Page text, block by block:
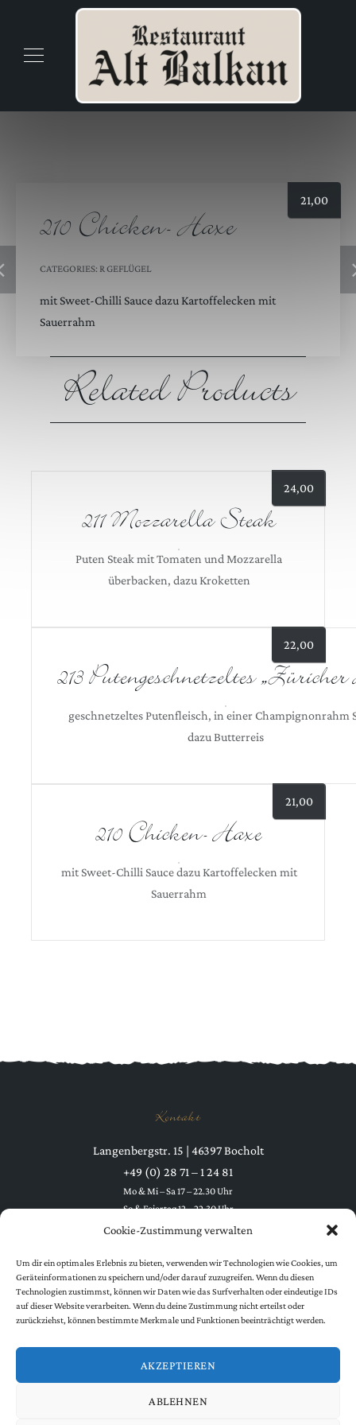
Cookie-Zustimmung verwalten
Um dir ein optimales Erlebnis zu bieten, verwenden wir Technologien wie Cookies, um
Geräteinformationen zu speichern und/oder darauf zuzugreifen. Wenn du diesen
Technologien zustimmst, können wir Daten wie das Surfverhalten oder eindeutige IDs
auf dieser Website verarbeiten. Wenn du deine Zustimmung nicht erteilst oder
zurückziehst, können bestimmte Merkmale und Funktionen beeinträchtigt werden.
AKZEPTIEREN
ABLEHNEN
210 Chicken- Haxe
CATEGORIES: R GEFLÜGEL
mit Sweet-Chilli Sauce dazu Kartoffelecken mit
Sauerrahm
21,00
Related Products
24,00
211 Mozzarella Steak
Puten Steak mit Tomaten und Mozzarella
überbacken, dazu Kroketten
22,00
213 Putengeschnetzeltes
geschnetzeltes Putenfleisch, in einer Champignonrahm
dazu Butterreis
21,00
210 Chicken- Haxe
mit Sweet-Chilli Sauce dazu Kartoffelecken mit
Sauerrahm
Kontakt
Langenbergstr. 15 | 46397 Bocholt
+49 (0) 28 71 – 1 24 81
Mo & Mi – Sa 17 – 22.30 Uhr
So & Feiertag 12 – 22.30 Uhr
Dienstag Ruhetag